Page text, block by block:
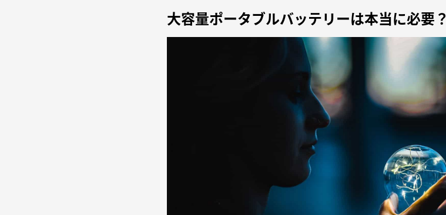
大容量ポータブルバッテリーは本当に必要？